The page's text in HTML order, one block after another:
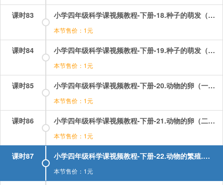
课时83 小学四年级科学课视频教程-下册-18.种子的萌发（二）——种子的内部构造.mp4
本节售价：1元
课时84 小学四年级科学课视频教程-下册-19.种子的萌发（三）——发芽的蚕豆.mp4
本节售价：1元
课时85 小学四年级科学课视频教程-下册-20.动物的卵（一）——鸡蛋.mp4
本节售价：1元
课时86 小学四年级科学课视频教程-下册-21.动物的卵（二）——青蛙卵的孵化.mp4
本节售价：1元
课时87 小学四年级科学课视频教程-下册-22.动物的繁殖.mp4
本节售价：1元